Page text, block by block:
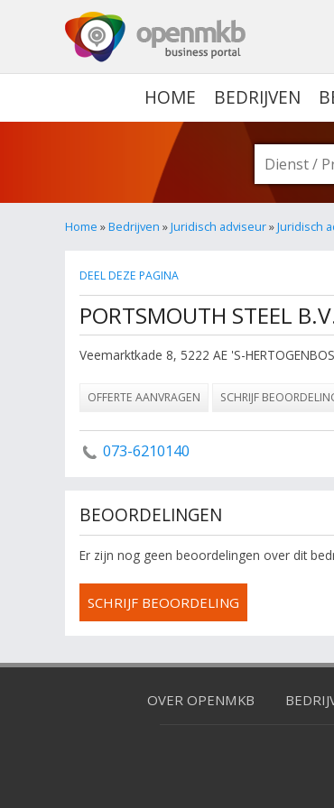
HOME BEDRIJVEN
Home »Bedrijven »Juridisch adviseur»Juridisch
DEEL DEZE PAGINA
PORTSMOUTH STEEL
Veemarktkade 8, 5222 AE 'S-
OFFERTE AANVRAGEN SCHRIJF
073-6210140
BEOORDELINGEN
Er zijn nog geen beoordelingen over dit
SCHRIJF BEOORDELING
OVER OPENMKB